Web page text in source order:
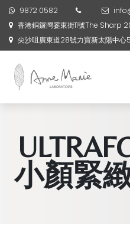
9872 0582
香港銅鑼灣霎東街11號The Sharp
尖沙咀廣東道28號力寶新太陽中心
小顏緊